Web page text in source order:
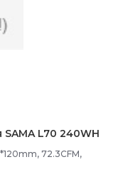
L70 240WH
72.3CFM,